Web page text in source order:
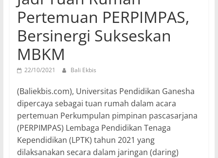
Pertemuan PERPIMPAS,
Bersinergi Sukseskan
MBKM
22/10/2021 Bali Ekbis
(Baliekbis.com), Universitas Pendidikan Ganesha
dipercaya sebagai tuan rumah dalam acara
pertemuan Perkumpulan pimpinan pascasarjana
(PERPIMPAS) Lembaga Pendidikan Tenaga
Kependidikan (LPTK) tahun 2021 yang
dilaksanakan secara dalam jaringan (daring)